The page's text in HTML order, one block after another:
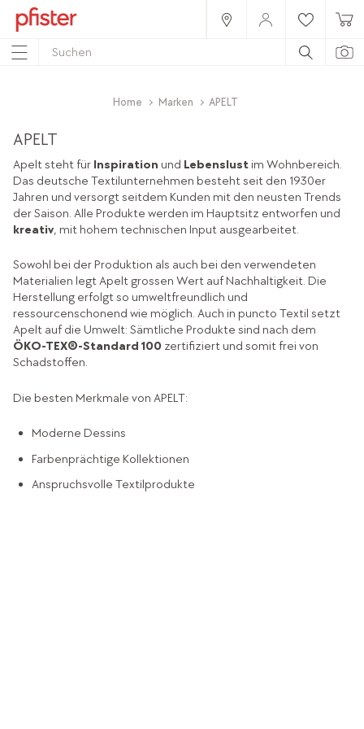
Home Marken APELT
APELT
Apelt steht für Inspiration und Lebenslust im Wohnbereich.
Das deutsche Textilunternehmen besteht seit den 1930er
Jahren und versorgt seitdem Kunden mit den neusten Trends
der Saison. Alle Produkte werden im Hauptsitz entworfen und
kreativ, mit hohem technischen Input ausgearbeitet.
Sowohl bei der Produktion als auch bei den verwendeten
Materialien legt Apelt grossen Wert auf Nachhaltigkeit. Die
Herstellung erfolgt so umweltfreundlich und
ressourcenschonend wie möglich. Auch in puncto Textil setzt
Apelt auf die Umwelt: Sämtliche Produkte sind nach dem
ÖKO-TEX®-Standard 100 zertifiziert und somit frei von
Schadstoffen.
Die besten Merkmale von APELT:
Moderne Dessins
Farbenprächtige Kollektionen
Anspruchsvolle Textilprodukte